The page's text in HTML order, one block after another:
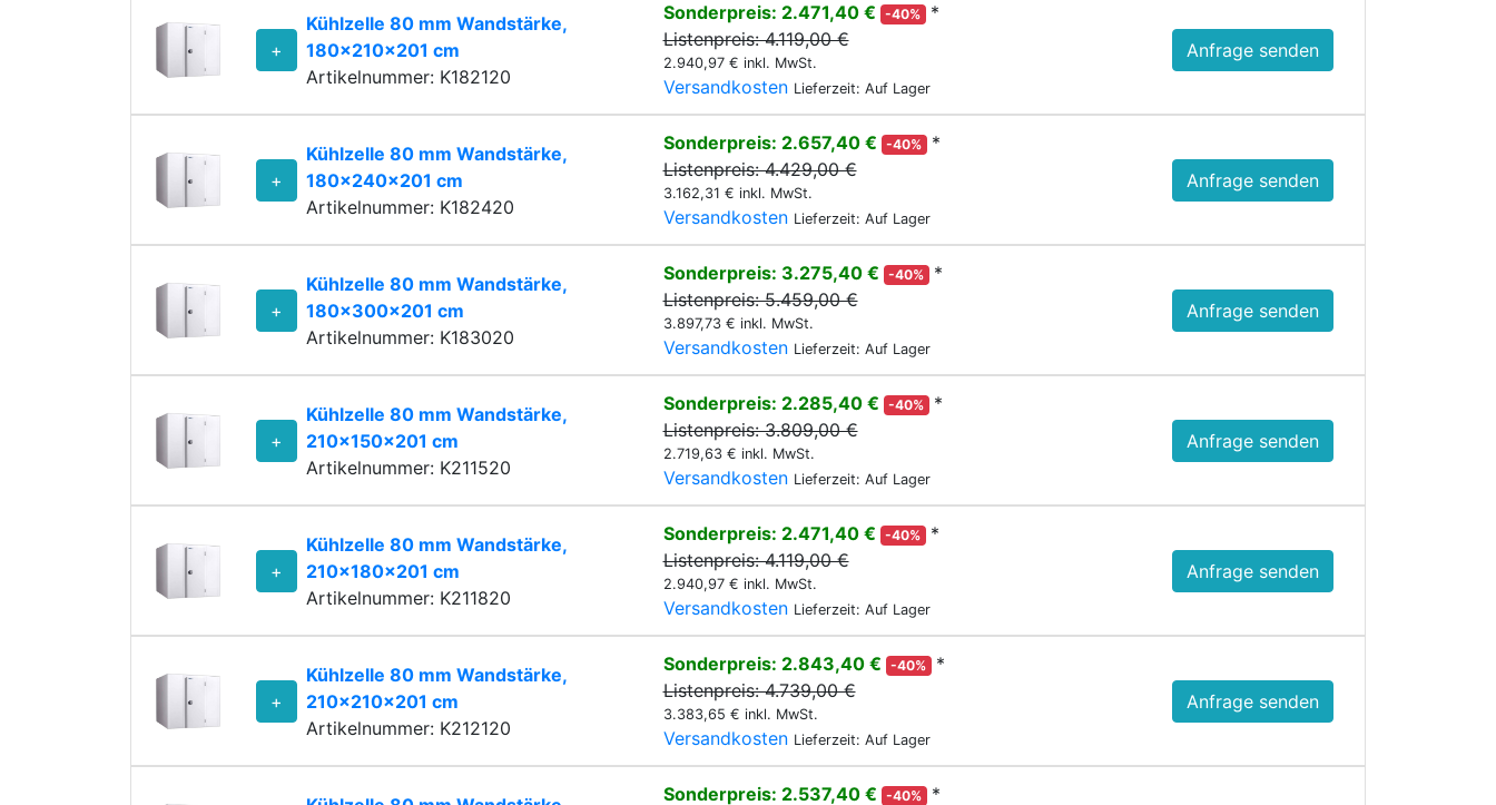
+
Kühlzelle 80 mm Wandstärke,
180x210x201 cm
Artikelnummer: K182120
Sonderpreis: 2.471,40 € -40%
*
Listenpreis: 4.119,00 €
2.940,97 € inkl. MwSt.
Versandkosten Lieferzeit: Auf Lager
Anfrage senden
+
Kühlzelle 80 mm Wandstärke,
180x240x201 cm
Artikelnummer: K182420
Sonderpreis: 2.657,40 € -40%
*
Listenpreis: 4.429,00 €
3.162,31 € inkl. MwSt.
Versandkosten Lieferzeit: Auf Lager
Anfrage senden
+
Kühlzelle 80 mm Wandstärke,
180x300x201 cm
Artikelnummer: K183020
Sonderpreis: 3.275,40 € -40%
*
Listenpreis: 5.459,00 €
3.897,73 € inkl. MwSt.
Versandkosten Lieferzeit: Auf Lager
Anfrage senden
+
Kühlzelle 80 mm Wandstärke,
210x150x201 cm
Artikelnummer: K211520
Sonderpreis: 2.285,40 € -40%
*
Listenpreis: 3.809,00 €
2.719,63 € inkl. MwSt.
Versandkosten Lieferzeit: Auf Lager
Anfrage senden
+
Kühlzelle 80 mm Wandstärke,
210x180x201 cm
Artikelnummer: K211820
Sonderpreis: 2.471,40 € -40%
*
Listenpreis: 4.119,00 €
2.940,97 € inkl. MwSt.
Versandkosten Lieferzeit: Auf Lager
Anfrage senden
+
Kühlzelle 80 mm Wandstärke,
210x210x201 cm
Artikelnummer: K212120
Sonderpreis: 2.843,40 € -40%
*
Listenpreis: 4.739,00 €
3.383,65 € inkl. MwSt.
Versandkosten Lieferzeit: Auf Lager
Anfrage senden
Sonderpreis: 2.537,40 € -40% *